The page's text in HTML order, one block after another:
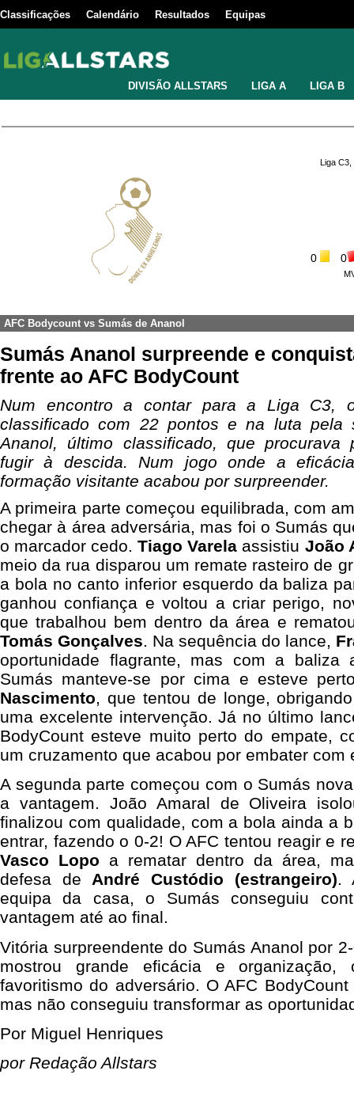
Classificações Calendário Resultados Equipas
DIVISÃO ALLSTARS LIGA A LIGA B
Liga C3,
0 0
AFC Bodycount vs Sumás de Ananol
Sumás Ananol surpreende e
frente ao AFC BodyCount
Num encontro a contar para a Liga C3,
classificado com 22 pontos e na luta pela
Ananol, último classificado, que procurava
fugir à descida. Num jogo onde a
formação visitante acabou por surpreender.
A primeira parte começou equilibrada, com
chegar à área adversária, mas foi o Sumás
o marcador cedo.Tiago Varela assistiu João
meio da rua disparou um remate rasteiro de
a bola no canto inferior esquerdo da baliza
ganhou confiança e voltou a criar perigo,
que trabalhou bem dentro da área e
Tomás Gonçalves. Na sequência do lance,
oportunidade flagrante, mas com a baliza
Sumás manteve-se por cima e esteve
Nascimento, que tentou de longe,
uma excelente intervenção. Já no último
BodyCount esteve muito perto do empate,
um cruzamento que acabou por embater com
A segunda parte começou com o Sumás
a vantagem. João Amaral de Oliveira
finalizou com qualidade, com a bola ainda a
entrar, fazendo o 0-2! O AFC tentou reagir e
Vasco Lopo a rematar dentro da área,
defesa de André Custódio (estrangeiro).
equipa da casa, o Sumás conseguiu
vantagem até ao final.
Vitória surpreendente do Sumás Ananol por
mostrou grande eficácia e organização,
favoritismo do adversário. O AFC
mas não conseguiu transformar as
Por Miguel Henriques
por Redação Allstars